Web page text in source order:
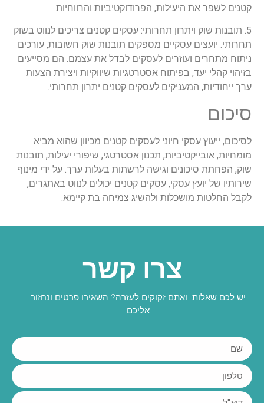
קטנים לשפר את היעילות, הפרודוקטיביות והרווחיות.
5. תובנות שוק ויתרון תחרותי: עסקים קטנים צריכים לנווט בשוק
תחרותי. יועצים עסקיים מספקים תובנות שוק חשובות, עורכים
ניתוח מתחרים ועוזרים לעסקים לבדל את עצמם. הם מסייעים
בזיהוי קהלי יעד, בפיתוח אסטרטגיות שיווקיות ויצירת הצעות
ערך ייחודיות, המעניקים לעסקים קטנים יתרון תחרותי.
סיכום
לסיכום, ייעוץ עסקי חיוני לעסקים קטנים מכיוון שהוא מביא
מומחיות, אובייקטיביות, תכנון אסטרטגי, שיפורי יעילות, תובנות
שוק, הפחתת סיכונים וגישה לרשתות בעלות ערך. על ידי מינוף
שירותיו של יועץ עסקי, עסקים קטנים יכולים לנווט באתגרים,
לקבל החלטות מושכלות ולהשיג צמיחה בת קיימא.
צרו קשר
יש לכם שאלות ואתם זקוקים לעזרה? השאירו פרטים ונחזור
אליכם